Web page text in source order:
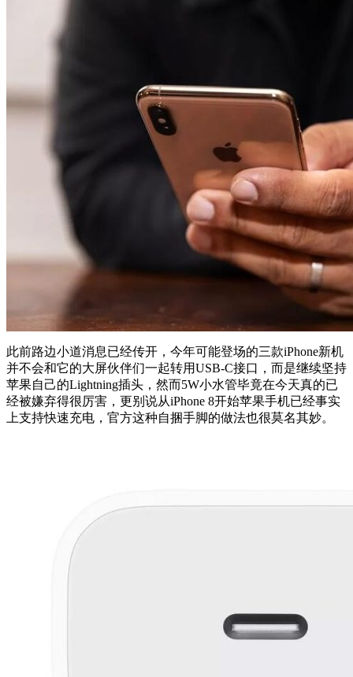
此前路边小道消息已经传开，今年可能登场的三款iPhone新机
并不会和它的大屏伙伴们一起转用USB-C接口，而是继续坚持
苹果自己的Lightning插头，然而5W小水管毕竟在今天真的已
经被嫌弃得很厉害，更别说从iPhone 8开始苹果手机已经事实
上支持快速充电，官方这种自捆手脚的做法也很莫名其妙。